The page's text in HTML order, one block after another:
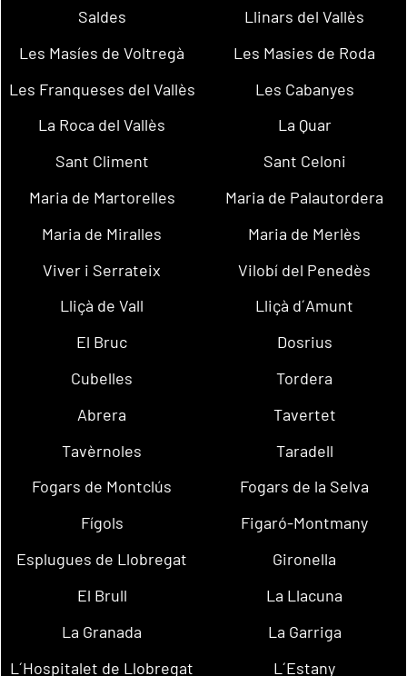
Saldes
Llinars del Vallès
Les Masíes de Voltregà
Les Masies de Roda
Les Franqueses del Vallès
Les Cabanyes
La Roca del Vallès
La Quar
Sant Climent
Sant Celoni
Maria de Martorelles
Maria de Palautordera
Maria de Miralles
Maria de Merlès
Viver i Serrateix
Vilobí del Penedès
Lliçà de Vall
Lliçà d´Amunt
El Bruc
Dosrius
Cubelles
Tordera
Abrera
Tavertet
Tavèrnoles
Taradell
Fogars de Montclús
Fogars de la Selva
Fígols
Figaró-Montmany
Esplugues de Llobregat
Gironella
El Brull
La Llacuna
La Granada
La Garriga
L´Hospitalet de Llobregat
L´Estany